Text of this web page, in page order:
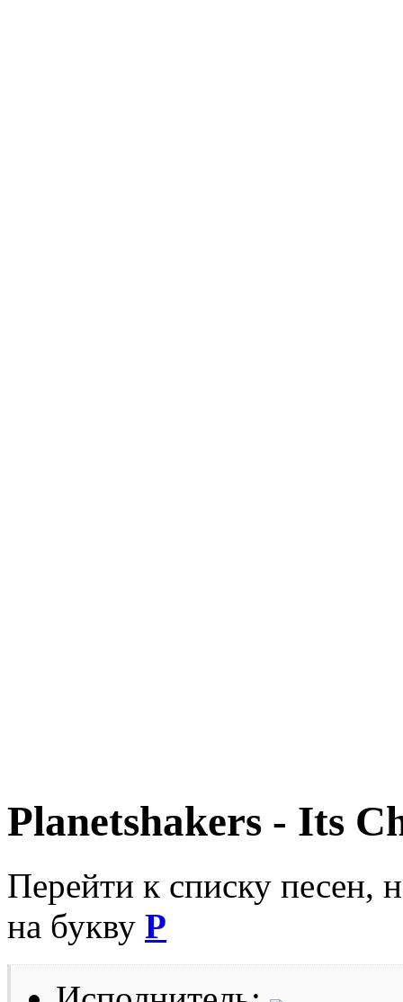
Planetshakers - Its
Перейти к списку песен,
на букву P